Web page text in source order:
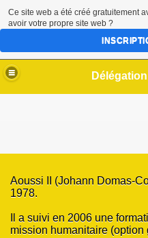
Aoussi II (Johann Domas-
1978.
Il a suivi en 2006 une
mission humanitaire (option
Ce site web a été créé gratuitement
avoir votre propre site web ?